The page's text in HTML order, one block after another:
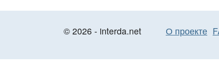
© 2026 - interda.net О проекте